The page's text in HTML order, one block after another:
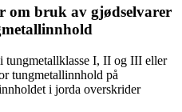
om bruk av gjødselvarer
tungmetallklasse I, II og III eller
tungmetallinnhold på
i jorda overskrider